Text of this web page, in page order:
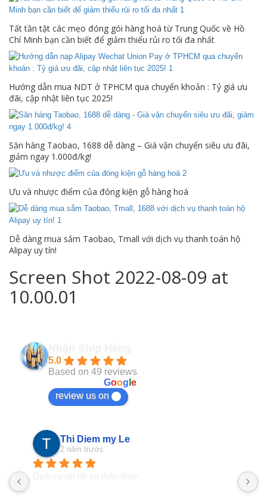
Tất tần tật các mẹo đóng gói hàng hoá từ Trung Quốc về Hồ
Chí Minh bạn cần biết để giảm thiểu rủi ro tối đa nhất
Hướng dẫn mua NDT ở TPHCM qua chuyển khoản : Tỷ giá ưu
đãi, cập nhật liên tục 2025!
Săn hàng Taobao, 1688 dễ dàng – Giá vận chuyển siêu ưu đãi,
giảm ngay 1.000đ/kg!
Ưu và nhược điểm của đóng kiện gỗ hàng hoá
Dễ dàng mua sắm Taobao, Tmall với dịch vụ thanh toán hộ
Alipay uy tín!
Screen Shot 2022-08-09 at
10.00.01
5.0
Based on 49 reviews
Goog e
review us on
Thi Diem my Le
2 năm trước